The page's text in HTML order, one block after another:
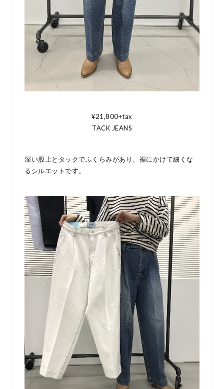
¥21,800+tax
TACK JEANS
深い股上とタックでふくらみがあり、裾にかけて細くな
るシルエットです。